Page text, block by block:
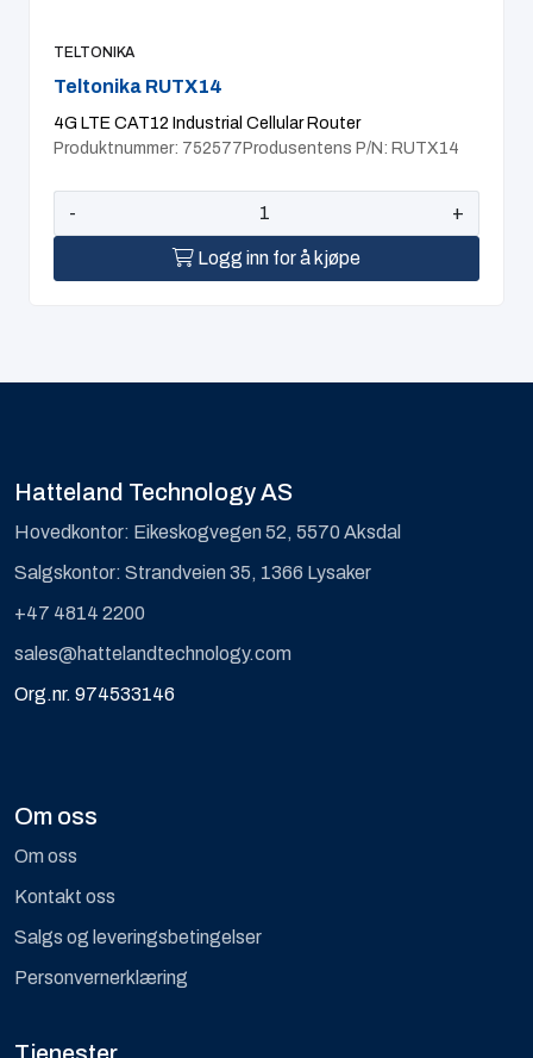
TELTONIKA
Teltonika RUTX14
4G LTE CAT12 Industrial Cellular Router
Produktnummer: 752577 Produsentens P/N: RUTX14
- +
Logg inn for å kjøpe
Hatteland Technology AS
Hovedkontor: Eikeskogvegen 52, 5570 Aksdal
Salgskontor: Strandveien 35, 1366 Lysaker
+47 4814 2200
sales@hattelandtechnology.com
Org.nr. 974533146
Om oss
Om oss
Kontakt oss
Salgs og leveringsbetingelser
Personvernerklæring